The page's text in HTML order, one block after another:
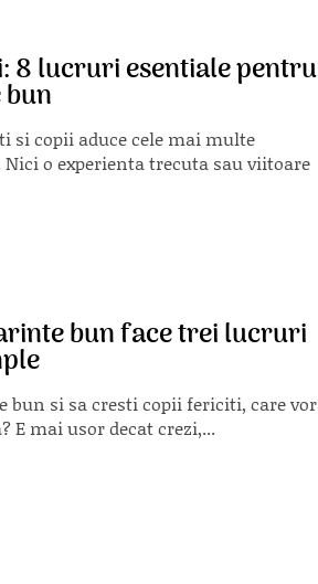
8 lucruri esentiale pentru
si copii aduce cele mai multe
o experienta trecuta sau viitoare
bun face trei lucruri
bun si sa cresti copii fericiti, care vor
E mai usor decat crezi,...